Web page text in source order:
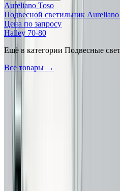
Aureliano Toso
Подвесной светильник
Цена по запросу
Halley 70-80
Ещё в категории Подвесные
Все товары →